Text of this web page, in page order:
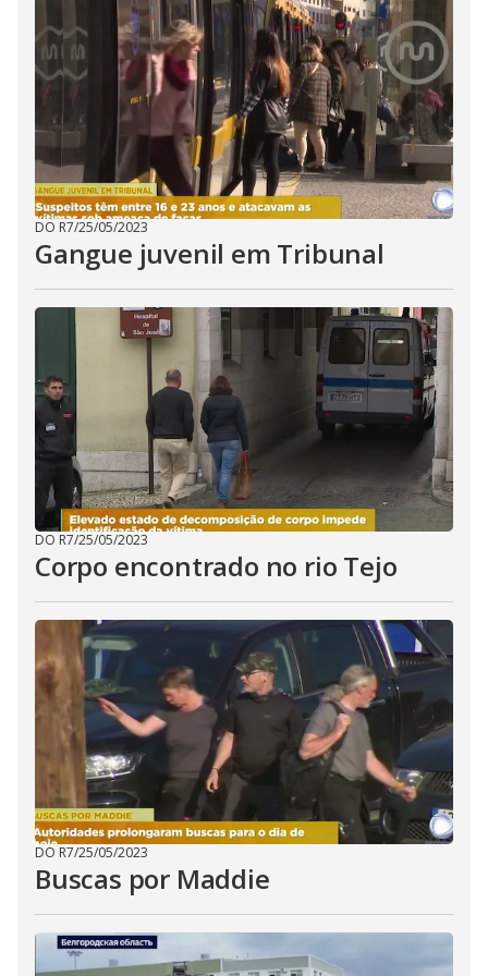
DO R7/25/05/2023
Gangue juvenil em Tribunal
DO R7/25/05/2023
Corpo encontrado no rio Tejo
DO R7/25/05/2023
Buscas por Maddie